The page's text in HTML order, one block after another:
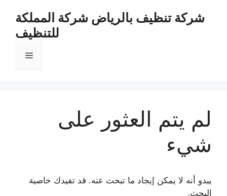
شركة تنظيف بالرياض شركة المملكة
للتنظيف
القائمة
لم يتم العثور على
شيء
يبدو أنه لا يمكن إيجاد ما تبحث عنه. قد تفيدك خاصية
البحث.